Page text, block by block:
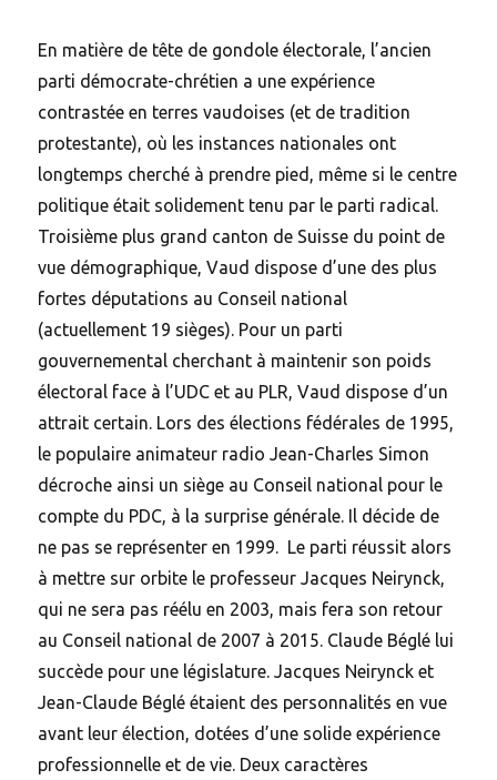
En matière de tête de gondole électorale, l’ancien
parti démocrate-chrétien a une expérience
contrastée en terres vaudoises (et de tradition
protestante), où les instances nationales ont
longtemps cherché à prendre pied, même si le centre
politique était solidement tenu par le parti radical.
Troisième plus grand canton de Suisse du point de
vue démographique, Vaud dispose d’une des plus
fortes députations au Conseil national
(actuellement 19 sièges). Pour un parti
gouvernemental cherchant à maintenir son poids
électoral face à l’UDC et au PLR, Vaud dispose d’un
attrait certain. Lors des élections fédérales de 1995,
le populaire animateur radio Jean-Charles Simon
décroche ainsi un siège au Conseil national pour le
compte du PDC, à la surprise générale. Il décide de
ne pas se représenter en 1999. Le parti réussit alors
à mettre sur orbite le professeur Jacques Neirynck,
qui ne sera pas réélu en 2003, mais fera son retour
au Conseil national de 2007 à 2015. Claude Béglé lui
succède pour une législature. Jacques Neirynck et
Jean-Claude Béglé étaient des personnalités en vue
avant leur élection, dotées d’une solide expérience
professionnelle et de vie. Deux caractères